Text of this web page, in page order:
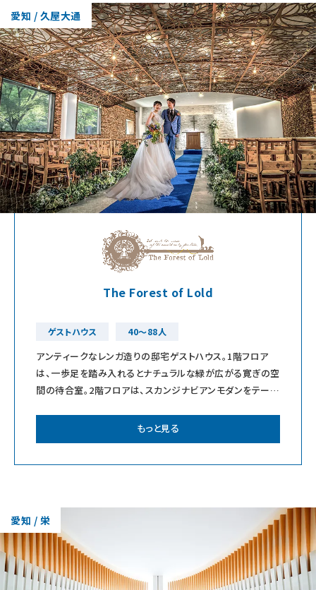
愛知 / 久屋大通
The Forest of Lold
ゲストハウス 40～88人
アンティークなレンガ造りの邸宅ゲストハウス。1階フロア
は、一歩足を踏み入れるとナチュラルな緑が広がる寛ぎの空
間の待合室。2階フロアは、スカンジナビアンモダンをテーマ
もっと見る
愛知 / 栄